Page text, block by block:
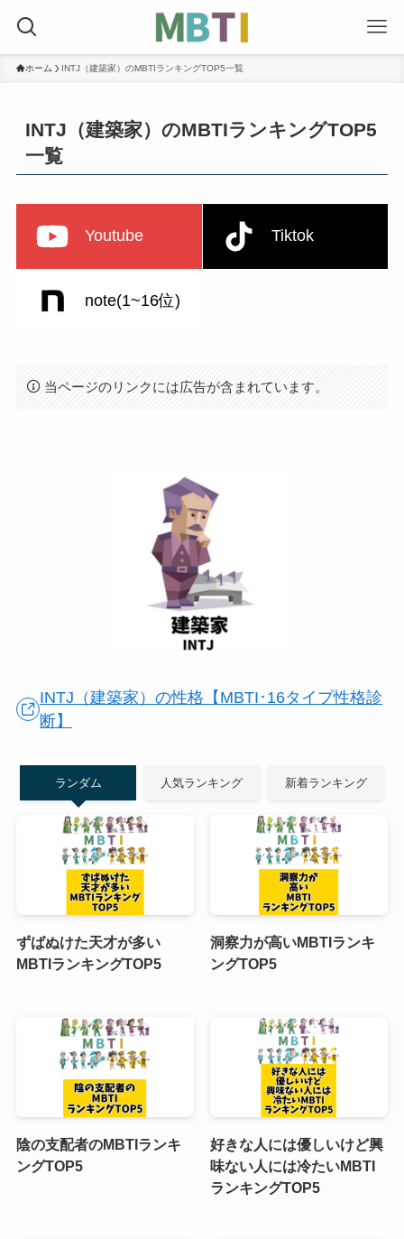
ホーム INTJ（建築家）のMBTIランキングTOP5一覧
INTJ（建築家）のMBTIランキングTOP5
一覧
Youtube Tiktok
note(1~16位)
当ページのリンクには広告が含まれています。
INTJ（建築家）の性格【MBTI･16タイプ性格診
断】
ランダム 人気ランキング 新着ランキング
ずばぬけた天才が多い
MBTIランキングTOP5
洞察力が高いMBTIランキ
ングTOP5
陰の支配者のMBTIランキ
ングTOP5
好きな人には優しいけど興
味ない人には冷たいMBTI
ランキングTOP5